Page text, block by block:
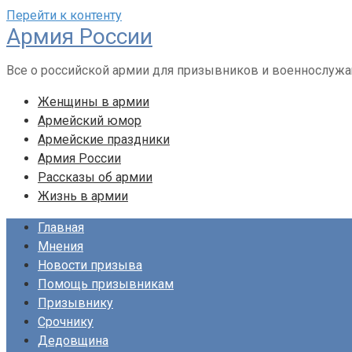
Перейти к контенту
Армия России
Все о российской армии для призывников и
Женщины в армии
Армейский юмор
Армейские праздники
Армия России
Рассказы об армии
Жизнь в армии
Главная
Мнения
Новости призыва
Помощь призывникам
Призывнику
Срочнику
Дедовщина